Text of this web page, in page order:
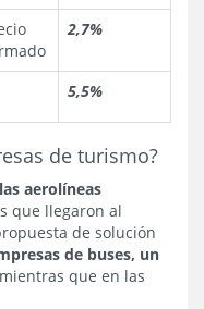
2,7%
5,5%
de turismo?
las aerolíneas
que llegaron al
de solución
de buses, un
que en las